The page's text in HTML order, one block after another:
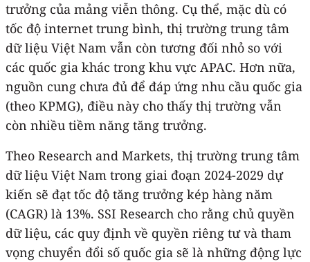
trưởng của mảng viễn thông. Cụ thể, mặc dù có
tốc độ internet trung bình, thị trường trung tâm
dữ liệu Việt Nam vẫn còn tương đối nhỏ so với
các quốc gia khác trong khu vực APAC. Hơn nữa,
nguồn cung chưa đủ để đáp ứng nhu cầu quốc gia
(theo KPMG), điều này cho thấy thị trường vẫn
còn nhiều tiềm năng tăng trưởng.
Theo Research and Markets, thị trường trung tâm
dữ liệu Việt Nam trong giai đoạn 2024-2029 dự
kiến sẽ đạt tốc độ tăng trưởng kép hàng năm
(CAGR) là 13%. SSI Research cho rằng chủ quyền
dữ liệu, các quy định về quyền riêng tư và tham
vọng chuyển đổi số quốc gia sẽ là những động lực